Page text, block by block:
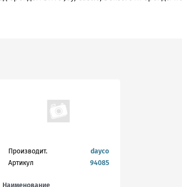
Производит.
dayco
Артикул
94085
Наименование